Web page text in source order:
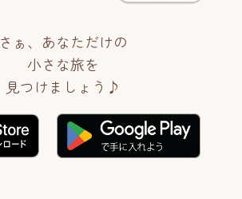
さぁ、あなただけの
小さな旅を
見つけましょう♪